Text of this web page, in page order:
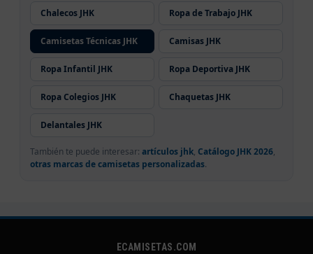
Chalecos JHK Ropa de Trabajo JHK
Camisetas Técnicas JHK Camisas JHK
Ropa Infantil JHK Ropa Deportiva JHK
Ropa Colegios JHK Chaquetas JHK
Delantales JHK
También te puede interesar: artículos jhk, Catálogo JHK 2026,
otras marcas de camisetas personalizadas.
ECAMISETAS.COM